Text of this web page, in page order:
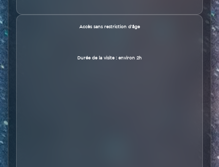
Accès sans restriction d'âge
Durée de la visite : environ 2h